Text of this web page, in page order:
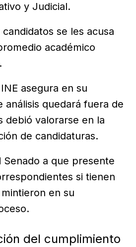
y Judicial.
se les acusa
académico
asegura en su
análisis quedará fuera de
debió valorarse en la
de candidaturas.
Senado a que presente
si tienen
en su
del cumplimiento